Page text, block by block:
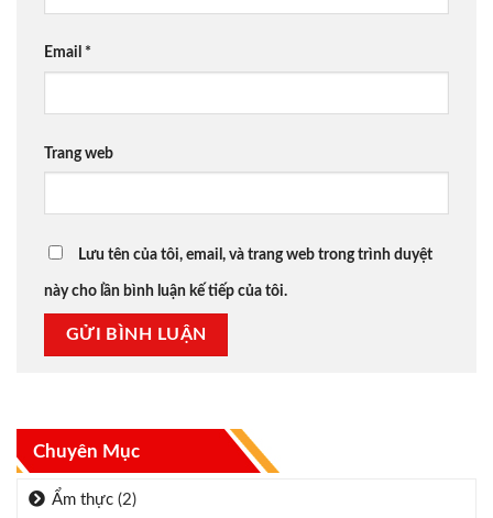
Chuyên Mục
Ẩm thực (2)
Email *
Trang web
Lưu tên của tôi, email, và trang web trong trình duyệt
này cho lần bình luận kế tiếp của tôi.